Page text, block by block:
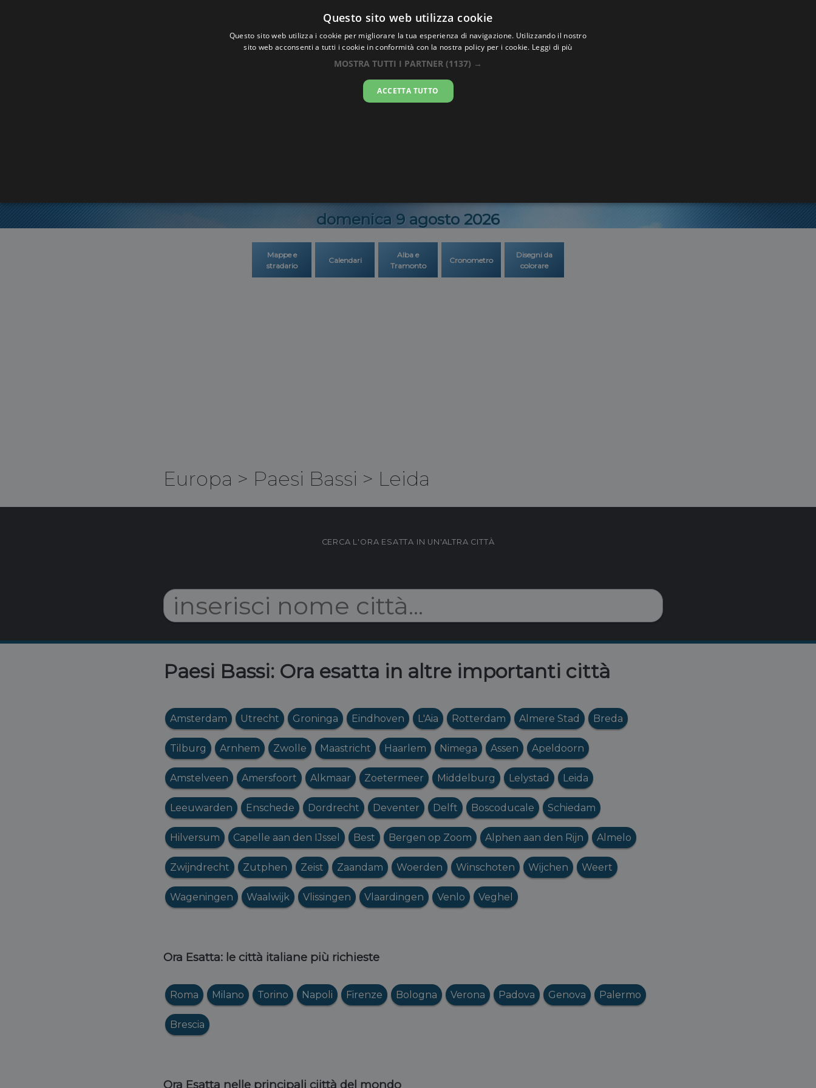
Oraesatta.co
Ora EsattaLeida
domenica 9 agosto 2026
Mappe e
stradario
Calendari
Alba e
Tramonto
Cronometro
Disegni da
colorare
Europa > Paesi Bassi > Leida
CERCA L'ORA ESATTA IN UN'ALTRA CITTÀ
Paesi Bassi: Ora esatta in altre importanti città
Amsterdam Utrecht Groninga Eindhoven L'Aia Rotterdam Almere Stad Breda
Tilburg Arnhem Zwolle Maastricht Haarlem Nimega Assen Apeldoorn
Amstelveen Amersfoort Alkmaar Zoetermeer Middelburg Lelystad Leida
Leeuwarden Enschede Dordrecht Deventer Delft Boscoducale Schiedam
Hilversum Capelle aan den IJssel Best Bergen op Zoom Alphen aan den Rijn Almelo
Zwijndrecht Zutphen Zeist Zaandam Woerden Winschoten Wijchen Weert
Wageningen Waalwijk Vlissingen Vlaardingen Venlo Veghel
Ora Esatta: le città italiane più richieste
Roma Milano Torino Napoli Firenze Bologna Verona Padova Genova Palermo
Brescia
Ora Esatta nelle principali ciittà del mondo
Questo sito web utilizza cookie
Questo sito web utilizza i cookie per migliorare la tua esperienza di navigazione. Utilizzando il nostro
sito web acconsenti a tutti i cookie in conformità con la nostra policy per i cookie. Leggi di più
MOSTRA TUTTI I PARTNER (1137) →
ACCETTA TUTTO